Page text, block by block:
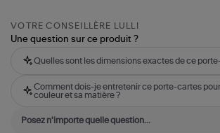
VOTRE CONSEILLÈRE LULLI
Une question sur ce produit ?
Quelles sont les dimensions exactes de ce
Comment dois-je entretenir ce porte-cartes
couleur et sa matière ?